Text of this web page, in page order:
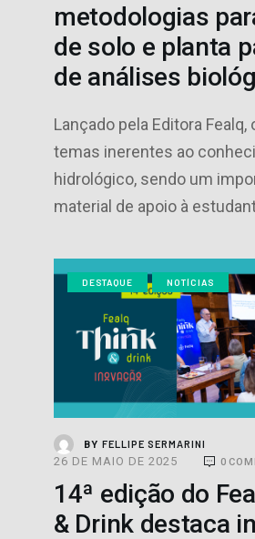
metodologias
de solo e planta
de análises
Lançado pela Editora Fealq,
temas inerentes ao
hidrológico, sendo um
material de apoio à
DESTAQUE NOTÍCIAS
BY FELLIPE SERMARINI
26 DE MAIO DE 2025 0
14ª edição do
& Drink destaca